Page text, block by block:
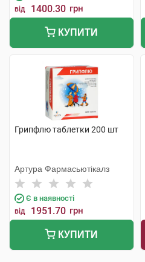
від 1400.30 грн
КУПИТИ
Грипфлю таблетки 200 шт
Артура Фармасьютікалз
Є в наявності
від 1951.70 грн
КУПИТИ